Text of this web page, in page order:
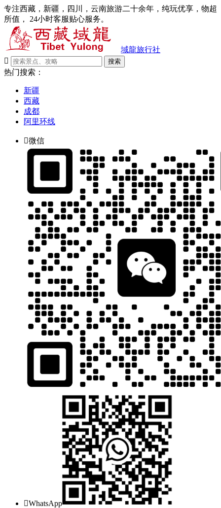
专注西藏，新疆，四川，云南旅游二十余年，纯玩优享，物超
所值， 24小时客服贴心服务。
域龍旅行社

搜索
热门搜索：
新疆
西藏
成都
阿里环线
微信
WhatsApp